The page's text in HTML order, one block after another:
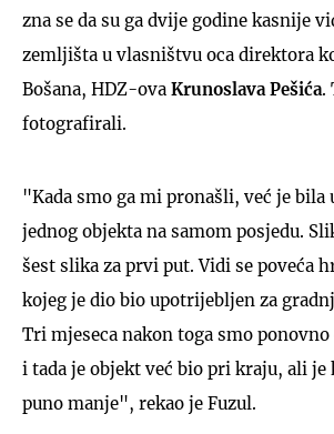
zna se da su ga dvije godine kasnije
zemljišta u vlasništvu oca direktora
Bošana, HDZ-ova Krunoslava Pešića.
fotografirali.
"Kada smo ga mi pronašli, već je bila
jednog objekta na samom posjedu.
šest slika za prvi put. Vidi se poveća
kojeg je dio bio upotrijebljen za
Tri mjeseca nakon toga smo
i tada je objekt već bio pri kraju, ali je
puno manje", rekao je Fuzul.